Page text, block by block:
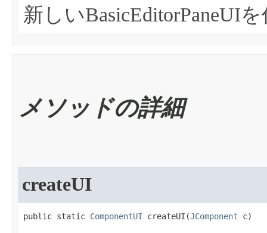
新しいBasicEditorPaneUI
メソッドの詳細
createUI
public static ComponentUI createUI​(JComponent c)